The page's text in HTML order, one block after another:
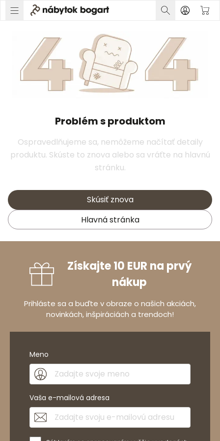
Problém s produktom
Ospravedlňujeme sa, nemôžeme načítať detaily
produktu. Skúste to znova alebo sa vráťte na hlavnú
stránku.
Skúsiť znova
Hlavná stránka
Získajte 10 EUR na prvý
nákup
Prihláste sa a buďte v obraze o našich akciách,
novinkách, inšpiráciách a trendoch!
Meno
Vaša e-mailová adresa